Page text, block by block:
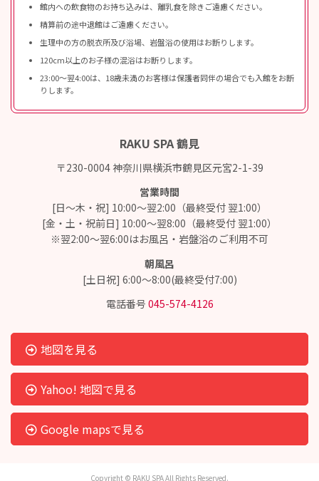
館内への飲食物のお持ち込みは、離乳食を除きご遠慮ください。
精算前の途中退館はご遠慮ください。
生理中の方の脱衣所及び浴場、岩盤浴の使用はお断りします。
120cm以上のお子様の混浴はお断りします。
23:00〜翌4:00は、18歳未満のお客様は保護者同伴の場合でも入館をお断
りします。
RAKU SPA 鶴見
〒230-0004 神奈川県横浜市鶴見区元宮2-1-39
営業時間
[日～木・祝] 10:00～翌2:00（最終受付 翌1:00）
[金・土・祝前日] 10:00～翌8:00（最終受付 翌1:00）
※翌2:00～翌6:00はお風呂・岩盤浴のご利用不可
朝風呂
[土日祝] 6:00～8:00(最終受付7:00)
電話番号 045-574-4126
地図を見る
Yahoo! 地図で見る
Google mapsで見る
Copyright © RAKU SPA All Rights Reserved.